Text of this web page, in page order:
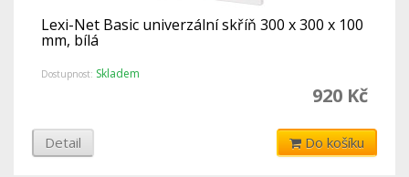
Lexi-Net Basic univerzální skříň 300 x 300 x 100
mm, bílá
Dostupnost: Skladem
920 Kč
Detail Do košíku